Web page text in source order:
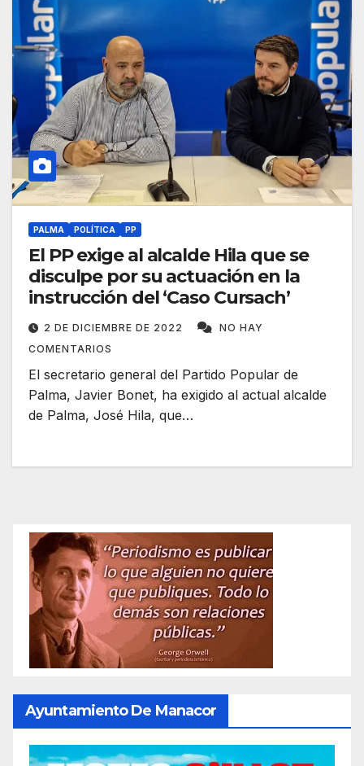
PALMA POLÍTICA PP
El PP exige al alcalde Hila que se
disculpe por su actuación en la
instrucción del ‘Caso Cursach’
2 DE DICIEMBRE DE 2022
NO HAY
COMENTARIOS
El secretario general del Partido Popular de
Palma, Javier Bonet, ha exigido al actual alcalde
de Palma, José Hila, que…
Ayuntamiento De Manacor